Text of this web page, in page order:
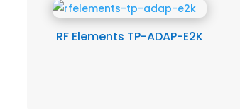
RF Elements TP-ADAP-E2K